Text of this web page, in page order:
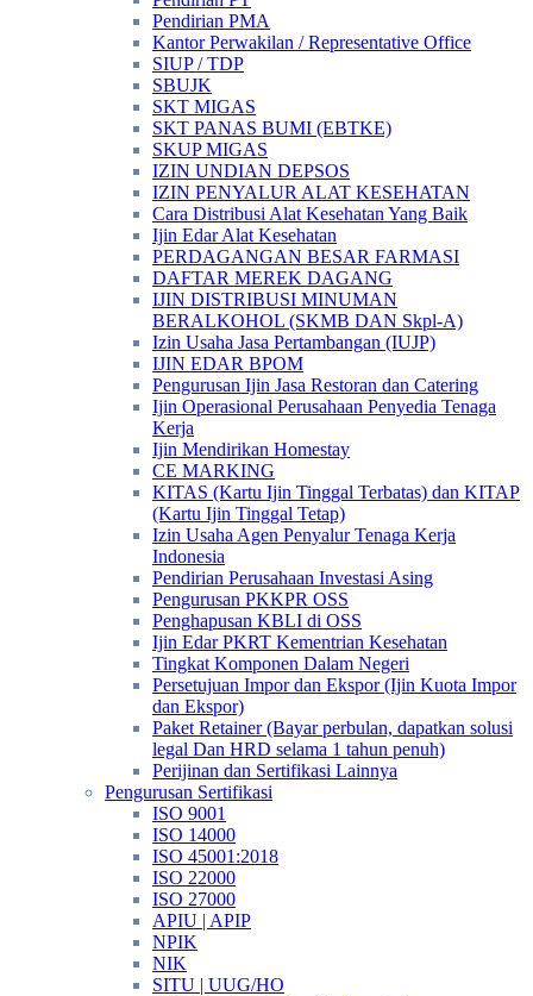
Pendirian PMA
Kantor Perwakilan / Representative Office
SIUP / TDP
SBUJK
SKT MIGAS
SKT PANAS BUMI (EBTKE)
SKUP MIGAS
IZIN UNDIAN DEPSOS
IZIN PENYALUR ALAT KESEHATAN
Cara Distribusi Alat Kesehatan Yang Baik
Ijin Edar Alat Kesehatan
PERDAGANGAN BESAR FARMASI
DAFTAR MEREK DAGANG
IJIN DISTRIBUSI MINUMAN
BERALKOHOL (SKMB DAN Skpl-A)
Izin Usaha Jasa Pertambangan (IUJP)
IJIN EDAR BPOM
Pengurusan Ijin Jasa Restoran dan Catering
Ijin Operasional Perusahaan Penyedia Tenaga
Kerja
Ijin Mendirikan Homestay
CE MARKING
KITAS (Kartu Ijin Tinggal Terbatas) dan KITAP
(Kartu Ijin Tinggal Tetap)
Izin Usaha Agen Penyalur Tenaga Kerja
Indonesia
Pendirian Perusahaan Investasi Asing
Pengurusan PKKPR OSS
Penghapusan KBLI di OSS
Ijin Edar PKRT Kementrian Kesehatan
Tingkat Komponen Dalam Negeri
Persetujuan Impor dan Ekspor (Ijin Kuota Impor
dan Ekspor)
Paket Retainer (Bayar perbulan, dapatkan solusi
legal Dan HRD selama 1 tahun penuh)
Perijinan dan Sertifikasi Lainnya
Pengurusan Sertifikasi
ISO 9001
ISO 14000
ISO 45001:2018
ISO 22000
ISO 27000
APIU | APIP
NPIK
NIK
SITU | UUG/HO